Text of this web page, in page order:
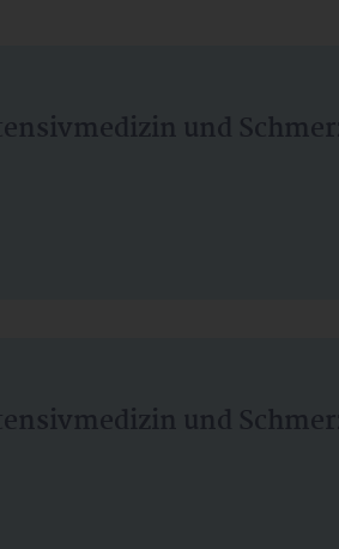
und
und